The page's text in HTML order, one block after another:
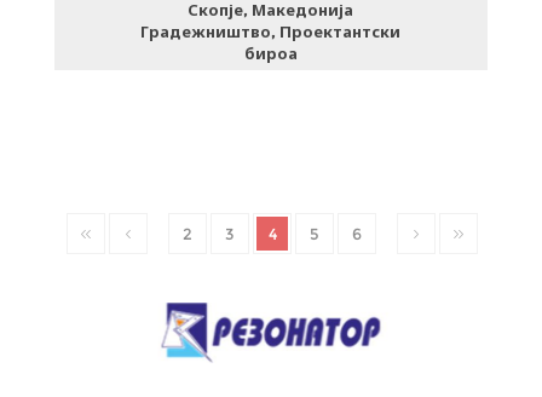
Скопје, Македонија
Градежништво, Проектантски
бироа
2 3 4 5 6